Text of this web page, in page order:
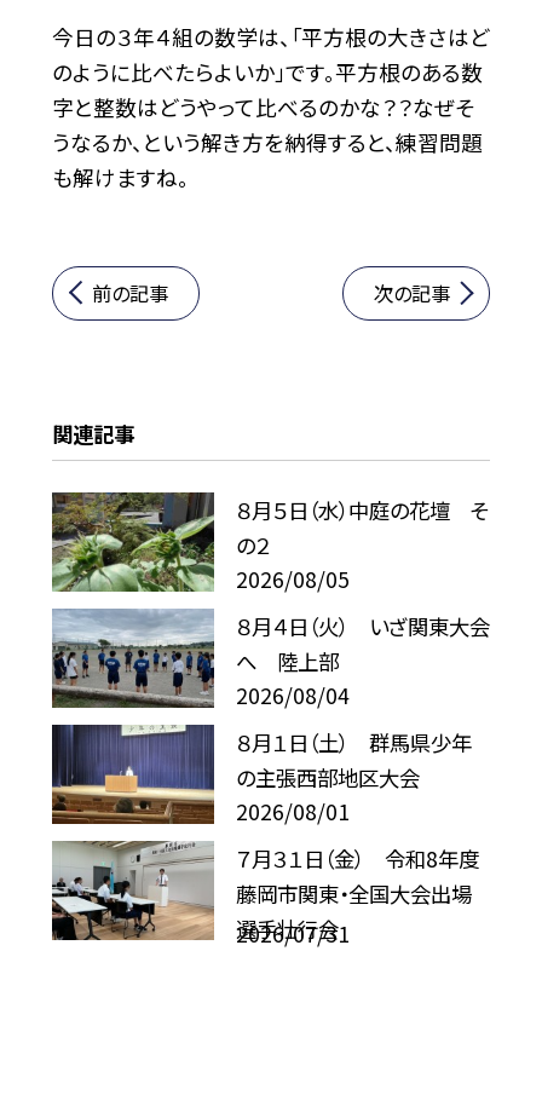
今日の３年４組の数学は、「平方根の大きさはど
のように比べたらよいか」です。平方根のある数
字と整数はどうやって比べるのかな？？なぜそ
うなるか、という解き方を納得すると、練習問題
も解けますね。
前の記事 次の記事
関連記事
８月５日（水）中庭の花壇 そ
の２
2026/08/05
８月４日（火） いざ関東大会
へ 陸上部
2026/08/04
８月１日（土） 群馬県少年
の主張西部地区大会
2026/08/01
７月３１日（金） 令和8年度
藤岡市関東・全国大会出場
選手壮行会
2026/07/31